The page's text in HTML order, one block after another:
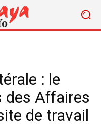
: le
des Affaires
de travail